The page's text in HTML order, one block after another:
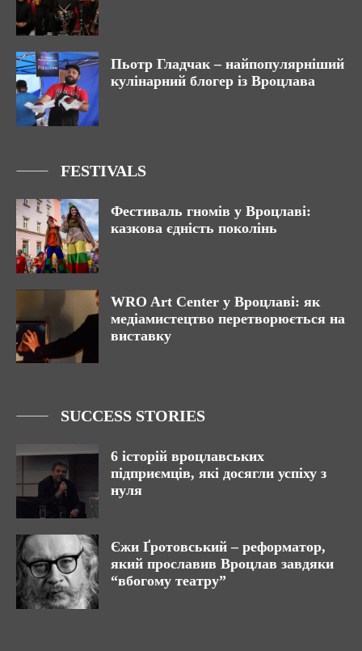
Пьотр Гладчак – найпопулярніший
кулінарний блогер із Вроцлава
FESTIVALS
Фестиваль гномів у Вроцлаві:
казкова єдність поколінь
WRO Art Center у Вроцлаві: як
медіамистецтво перетворюється на
виставку
SUCCESS STORIES
6 історій вроцлавських
підприємців, які досягли успіху з
нуля
Єжи Ґротовський – реформатор,
який прославив Вроцлав завдяки
“вбогому театру”